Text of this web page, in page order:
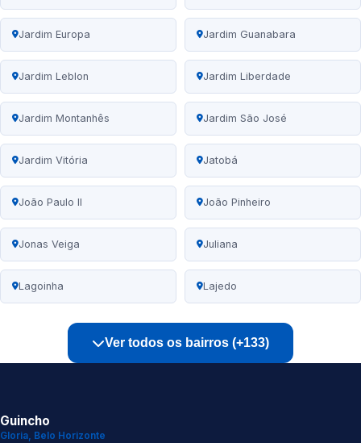
Jardim Europa Jardim Guanabara
Jardim Leblon Jardim Liberdade
Jardim Montanhês Jardim São José
Jardim Vitória Jatobá
João Paulo II João Pinheiro
Jonas Veiga Juliana
Lagoinha Lajedo
Ver todos os bairros (+133)
Guincho
Gloria, Belo Horizonte